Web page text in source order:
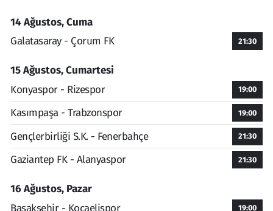
14 Ağustos, Cuma
Galatasaray - Çorum FK
21:30
15 Ağustos, Cumartesi
Konyaspor - Rizespor
19:00
Kasımpaşa - Trabzonspor 19:00
Gençlerbirliği S.K. - Fenerbahçe 21:30
Gaziantep FK - Alanyaspor 21:30
16 Ağustos, Pazar
Başakşehir - Kocaelispor
19:00